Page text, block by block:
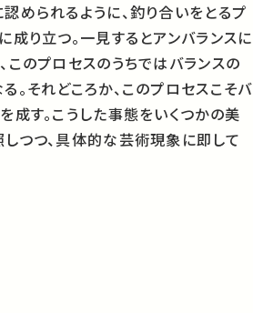
められるように、釣り合いをとるプ
成り立つ。一見するとアンバランスに
このプロセスのうちではバランスの
。それどころか、このプロセスこそバ
成す。こうした事態をいくつかの美
つつ、具体的な芸術現象に即して